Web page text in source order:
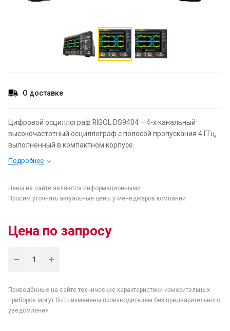
О доставке
Цифровой осциллограф RIGOL DS9404 – 4-х канальный
высокочастотный осциллограф с полосой пропускания 4 ГГц,
выполненный в компактном корпусе.
Подробнее
Цены на сайте являются информационными.
Просим уточнять актуальные цены у менеджеров компании.
Цена по запросу
Приведённые на сайте технические характеристики измерительных
приборов могут быть изменены производителем без предварительного
уведомления